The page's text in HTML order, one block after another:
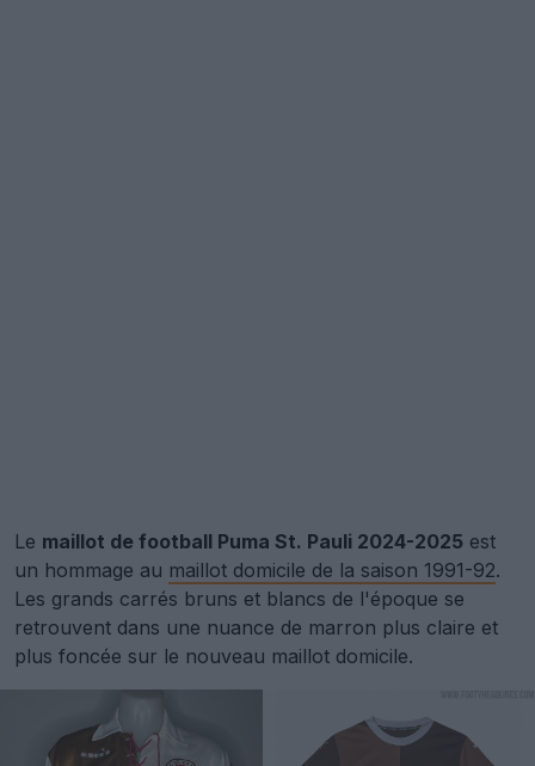
Le maillot de football Puma St. Pauli 2024-2025 est
un hommage au maillot domicile de la saison 1991-92.
Les grands carrés bruns et blancs de l'époque se
retrouvent dans une nuance de marron plus claire et
plus foncée sur le nouveau maillot domicile.